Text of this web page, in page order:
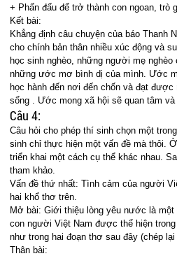
+ Phấn đấu để trở thành con ngoan, trò
Kết bài:
Khẳng định câu chuyện của báo Thanh
cho chính bản thân nhiều xúc động và
học sinh nghèo, những người mẹ
những ước mơ bình dị của mình. Ước
học hành đến nơi đến chốn và đạt được
sống . Ước mong xã hội sẽ quan tâm và
Câu 4:
Câu hỏi cho phép thí sinh chọn một
sinh chỉ thực hiện một vấn đề mà thôi.
triển khai một cách cụ thể khác nhau.
tham khảo.
Vấn đề thứ nhất: Tình cảm của người
hai khổ thơ trên.
Mở bài: Giới thiệu lòng yêu nước là
con người Việt Nam được thể hiện
như trong hai đoạn thơ sau đây (chép lại
Thân bài: